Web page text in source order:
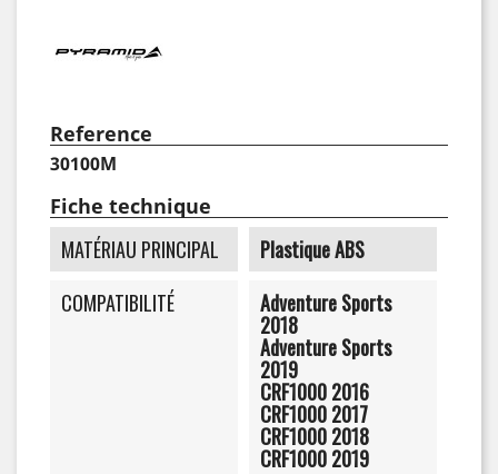
Reference
30100M
Fiche technique
MATÉRIAU PRINCIPAL
Plastique ABS
COMPATIBILITÉ
Adventure Sports
2018
Adventure Sports
2019
CRF1000 2016
CRF1000 2017
CRF1000 2018
CRF1000 2019